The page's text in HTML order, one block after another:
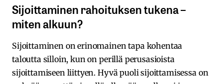
Sijoittaminen rahoituksen tukena –
miten alkuun?
Sijoittaminen on erinomainen tapa kohentaa
taloutta silloin, kun on perillä perusasioista
sijoittamiseen liittyen. Hyvä puoli sijoittamisessa on